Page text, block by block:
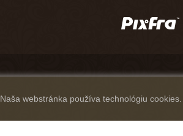
Naša webstránka používa technológiu